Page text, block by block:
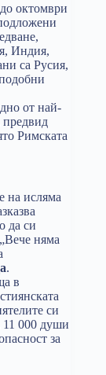
октомври
Индия,
са Русия,
от най-
предвид
Римската
на исляма
да си
няма
.
в
си
11 000 души
за